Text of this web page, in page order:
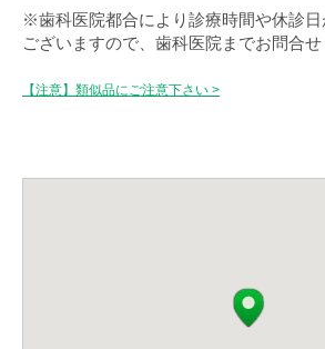
※歯科医院都合により診療時間や休診
ございますので、歯科医院までお問合せ
【注意】類似品にご注意下さい >